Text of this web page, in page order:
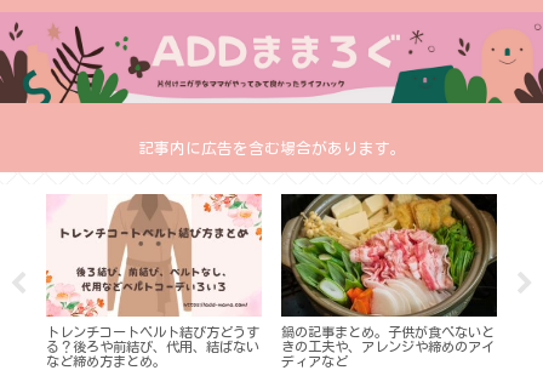
記事内に広告を含む場合があります。
トレンチコートベルト結び方どうす
る？後ろや前結び、代用、結ばない
など締め方まとめ。
鍋の記事まとめ。子供が食べないと
きの工夫や、アレンジや締めのアイ
ディアなど